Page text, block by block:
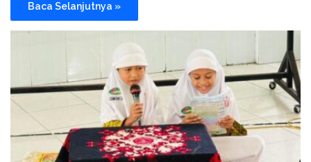
Baca Selanjutnya »